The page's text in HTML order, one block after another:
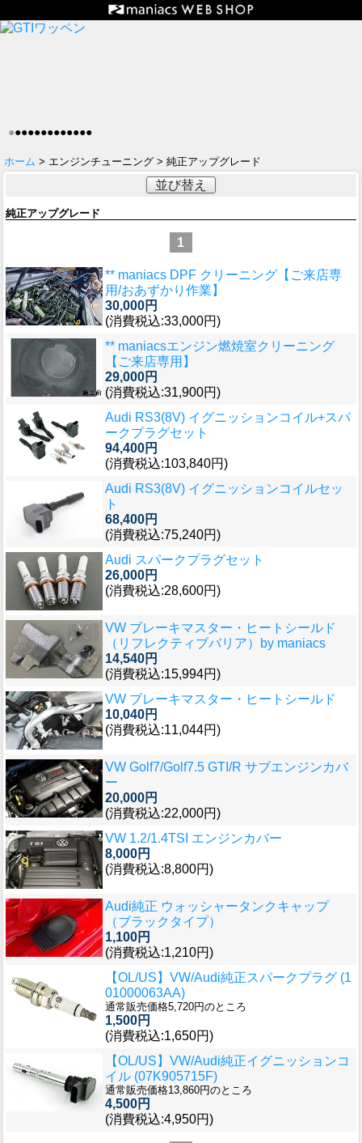
●●●●●●●●●●●●●
ホーム > エンジンチューニング > 純正アップグレード
並び替え
純正アップグレード
1
** maniacs DPF クリーニング【ご来店専
用/おあずかり作業】
30,000円
(消費税込:33,000円)
** maniacsエンジン燃焼室クリーニング
【ご来店専用】
29,000円
(消費税込:31,900円)
Audi RS3(8V) イグニッションコイル+スパ
ークプラグセット
94,400円
(消費税込:103,840円)
Audi RS3(8V) イグニッションコイルセッ
ト
68,400円
(消費税込:75,240円)
Audi スパークプラグセット
26,000円
(消費税込:28,600円)
VW ブレーキマスター・ヒートシールド
（リフレクティブバリア）by maniacs
14,540円
(消費税込:15,994円)
VW ブレーキマスター・ヒートシールド
10,040円
(消費税込:11,044円)
VW Golf7/Golf7.5 GTI/R サブエンジンカバ
ー
20,000円
(消費税込:22,000円)
VW 1.2/1.4TSI エンジンカバー
8,000円
(消費税込:8,800円)
Audi純正 ウォッシャータンクキャップ
（ブラックタイプ）
1,100円
(消費税込:1,210円)
【OL/US】VW/Audi純正スパークプラグ (1
01000063AA)
通常販売価格5,720円のところ
1,500円
(消費税込:1,650円)
【OL/US】VW/Audi純正イグニッションコ
イル (07K905715F)
通常販売価格13,860円のところ
4,500円
(消費税込:4,950円)